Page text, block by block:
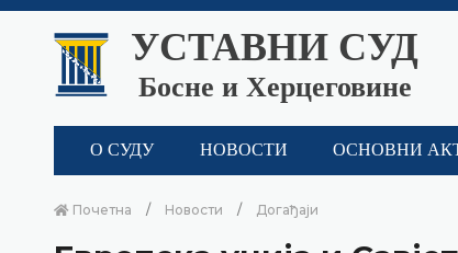
УСТАВНИ СУД
Босне и Херцеговине
О СУДУ НОВОСТИ ОСНОВНИ
Почетна Новости Догађаји